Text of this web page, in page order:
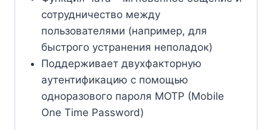
сотрудничество между
пользователями (например, для
быстрого устранения неполадок)
Поддерживает двухфакторную
аутентификацию с помощью
одноразового пароля MOTP (Mobile
One Time Password)